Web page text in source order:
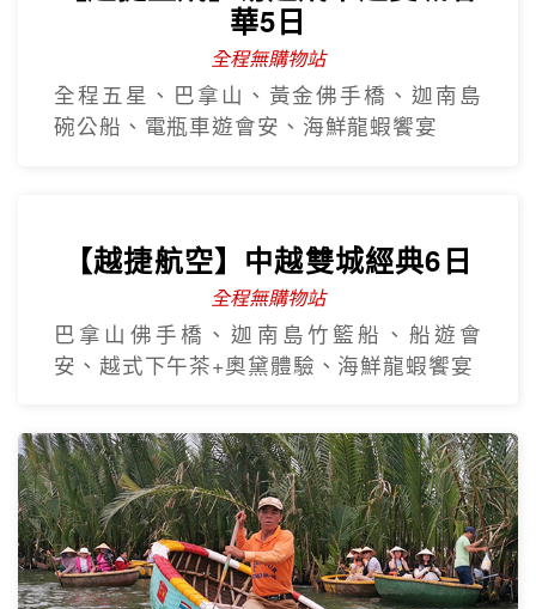
華5日
全程無購物站
全程五星、巴拿山、黃金佛手橋、迦南島
碗公船、電瓶車遊會安、海鮮龍蝦饗宴
【越捷航空】中越雙城經典6日
全程無購物站
巴拿山佛手橋、迦南島竹籃船、船遊會
安、越式下午茶+奧黛體驗、海鮮龍蝦饗宴